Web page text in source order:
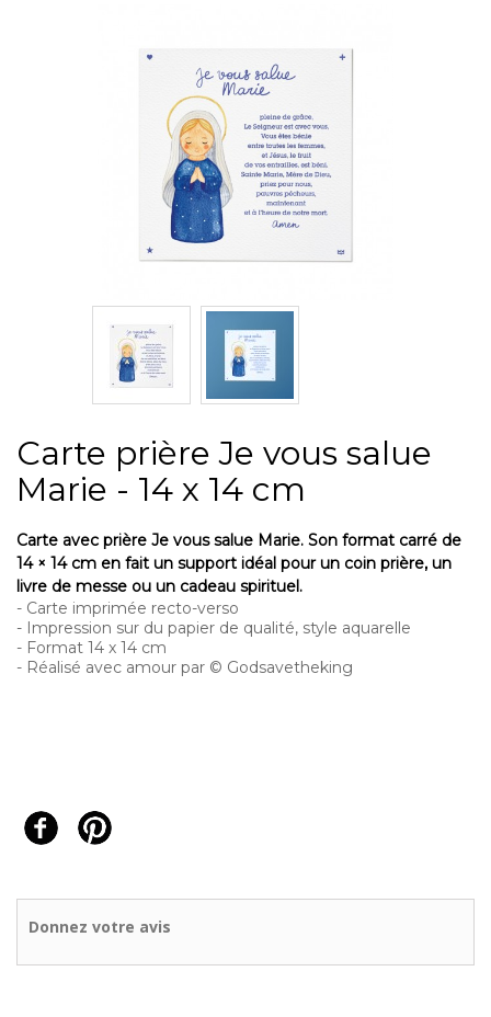
Carte prière Je vous salue
Marie - 14 x 14 cm
Carte avec prière Je vous salue Marie. Son format carré de
14 × 14 cm en fait un support idéal pour un coin prière, un
livre de messe ou un cadeau spirituel.
- Carte imprimée recto-verso
- Impression sur du papier de qualité, style aquarelle
- Format 14 x 14 cm
- Réalisé avec amour par © Godsavetheking
Donnez votre avis